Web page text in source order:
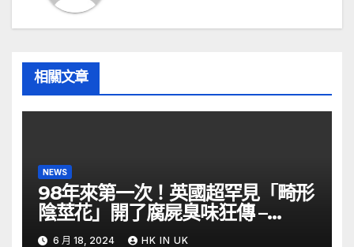
相關文章
NEWS
98年來第一次！英國超罕見「畸形
陰莖花」開了腐屍臭味狂傳 –
ETtoday
6 月 18, 2024 HK IN UK